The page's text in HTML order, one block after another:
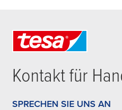
Kontakt für
SPRECHEN SIE UNS AN